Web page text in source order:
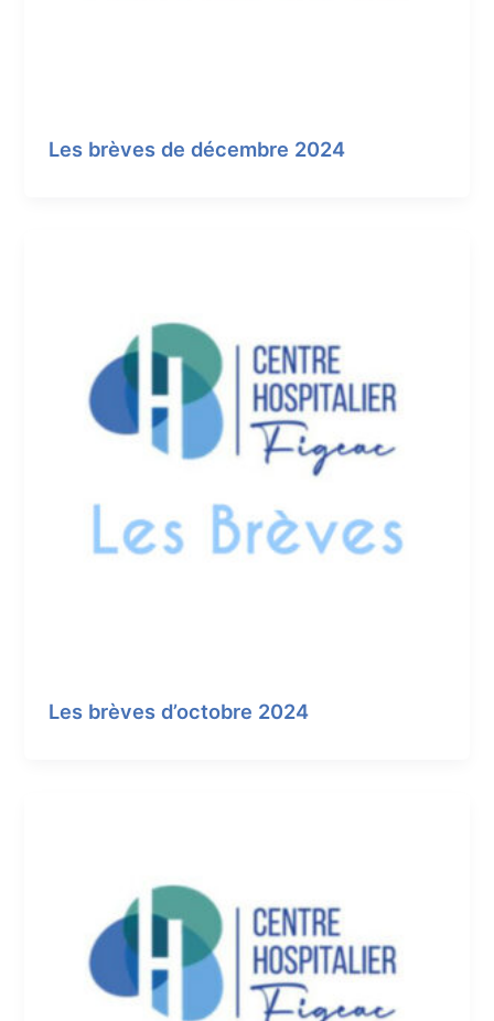
Les brèves de décembre 2024
Les brèves d’octobre 2024